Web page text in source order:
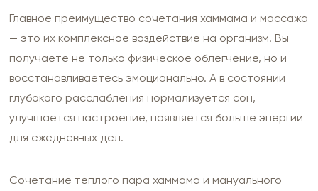
Главное преимущество сочетания хаммама и массажа
— это их комплексное воздействие на организм. Вы
получаете не только физическое облегчение, но и
восстанавливаетесь эмоционально. А в состоянии
глубокого расслабления нормализуется сон,
улучшается настроение, появляется больше энергии
для ежедневных дел.
Сочетание теплого пара хаммама и мануального